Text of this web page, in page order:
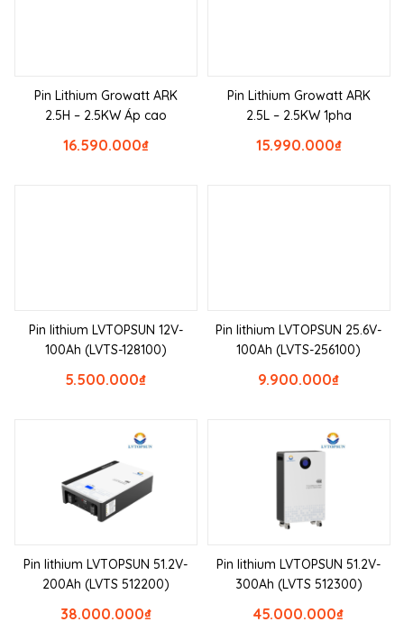
Pin Lithium Growatt ARK
2.5H – 2.5KW Áp cao
₫
16.590.000
Pin Lithium Growatt ARK
2.5L – 2.5KW 1pha
₫
15.990.000
Pin lithium LVTOPSUN 12V-
100Ah (LVTS-128100)
₫
5.500.000
Pin lithium LVTOPSUN 25.6V-
100Ah (LVTS-256100)
₫
9.900.000
Pin lithium LVTOPSUN 51.2V-
200Ah (LVTS 512200)
₫
38.000.000
Pin lithium LVTOPSUN 51.2V-
300Ah (LVTS 512300)
₫
45.000.000